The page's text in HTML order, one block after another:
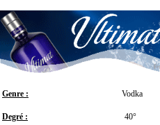
Genre : Vodka
Degré : 40°